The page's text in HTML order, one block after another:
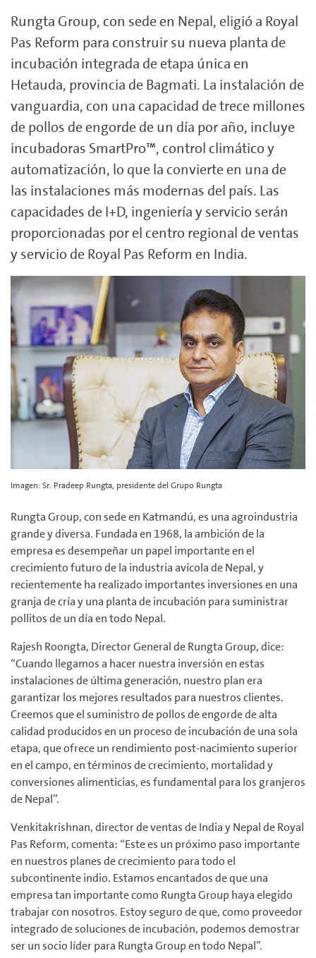
Rungta Group, con sede en Nepal, eligió a Royal
Pas Reform para construir su nueva planta de
incubación integrada de etapa única en
Hetauda, ​​provincia de Bagmati. La instalación de
vanguardia, con una capacidad de trece millones
de pollos de engorde de un día por año, incluye
incubadoras SmartPro™, control climático y
automatización, lo que la convierte en una de
las instalaciones más modernas del país. Las
capacidades de I+D, ingeniería y servicio serán
proporcionadas por el centro regional de ventas
y servicio de Royal Pas Reform en India.
Imagen: Sr. Pradeep Rungta, presidente del Grupo Rungta
Rungta Group, con sede en Katmandú, es una agroindustria
grande y diversa. Fundada en 1968, la ambición de la
empresa es desempeñar un papel importante en el
crecimiento futuro de la industria avícola de Nepal, y
recientemente ha realizado importantes inversiones en una
granja de cría y una planta de incubación para suministrar
pollitos de un día en todo Nepal.
Rajesh Roongta, Director General de Rungta Group, dice:
“Cuando llegamos a hacer nuestra inversión en estas
instalaciones de última generación, nuestro plan era
garantizar los mejores resultados para nuestros clientes.
Creemos que el suministro de pollos de engorde de alta
calidad producidos en un proceso de incubación de una sola
etapa, que ofrece un rendimiento post-nacimiento superior
en el campo, en términos de crecimiento, mortalidad y
conversiones alimenticias, es fundamental para los granjeros
de Nepal”.
Venkitakrishnan, director de ventas de India y Nepal de Royal
Pas Reform, comenta: “Este es un próximo paso importante
en nuestros planes de crecimiento para todo el
subcontinente indio. Estamos encantados de que una
empresa tan importante como Rungta Group haya elegido
trabajar con nosotros. Estoy seguro de que, como proveedor
integrado de soluciones de incubación, podemos demostrar
ser un socio líder para Rungta Group en todo Nepal”.